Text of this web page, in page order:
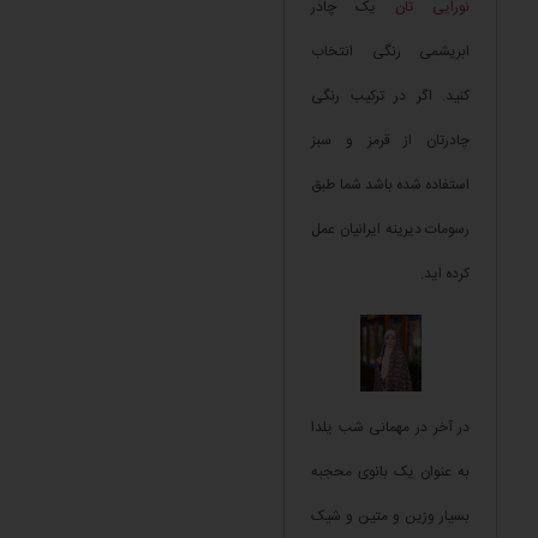
نورایی تان یک چادر
ابریشمی رنگی انتخاب
کنید. اگر در ترکیب رنگی
چادرتان از قرمز و سبز
استفاده شده باشد شما طبق
رسومات دیرینه ایرانیان عمل
کرده اید.
در آخر در مهمانی شب یلدا
به عنوان یک بانوی محجبه
بسیار وزین و متین و شیک